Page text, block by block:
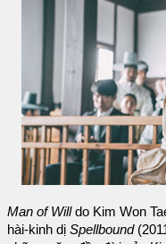
Man of Willdo Kim Won
hài-kinh dị Spellbound